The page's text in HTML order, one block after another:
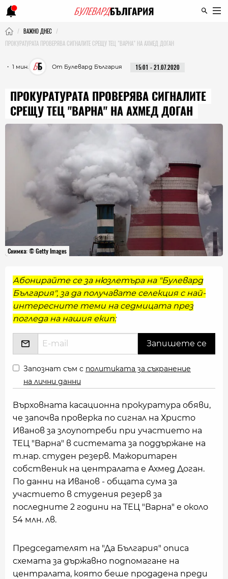
ВАЖНО ДНЕС
ПРОКУРАТУРАТА ПРОВЕРЯВА СИГНАЛИТЕ СРЕЩУ ТЕЦ "ВАРНА" НА АХМЕД ДОГАН
・ 1 мин. От Булевард България 15:01 - 21.07.2020
ПРОКУРАТУРАТА ПРОВЕРЯВА СИГНАЛИТЕ
СРЕЩУ ТЕЦ "ВАРНА" НА АХМЕД ДОГАН
Снимка: © Getty Images
Абонирайте се за нюзлетъра на "Булевард
България", за да получавате селекция с най-
интересните теми на седмицата през
погледа на нашия екип:
Запознат съм с политиката за съхранение
на лични данни
Върховната касационна прокуратура обяви,
че започва проверка по сигнал на Христо
Иванов за злоупотреби при участието на
ТЕЦ "Варна" в системата за поддържане на
т.нар. студен резерв. Мажоритарен
собственик на централата е Ахмед Доган.
По данни на Иванов - общата сума за
участието в студения резерв за
последните 2 години на ТЕЦ "Варна" е около
54 млн. лв.
Председателят на "Да България" описа
схемата за държавно подпомагане на
централата, която беше продадена преди